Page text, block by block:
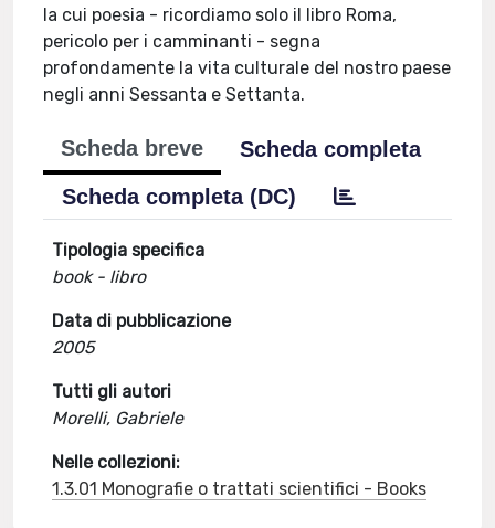
la cui poesia - ricordiamo solo il libro Roma,
pericolo per i camminanti - segna
profondamente la vita culturale del nostro paese
negli anni Sessanta e Settanta.
Scheda breve
Scheda completa
Scheda completa (DC)
Tipologia specifica
book - libro
Data di pubblicazione
2005
Tutti gli autori
Morelli, Gabriele
Nelle collezioni:
1.3.01 Monografie o trattati scientifici - Books